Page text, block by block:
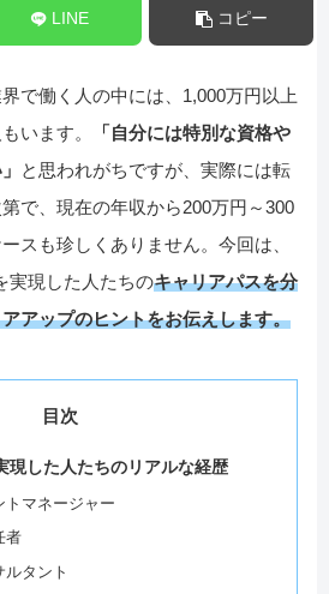
LINE コピー
で働く人の中には、1,000万円以上
います。
「自分には特別な資格や
と思われがちですが、実際には転
で、現在の年収から200万円～300
スも珍しくありません。今回は、
実現した人たちのキャリアパスを分
アップのヒントをお伝えします。
目次
現した人たちのリアルな経歴
トマネージャー
者
タント